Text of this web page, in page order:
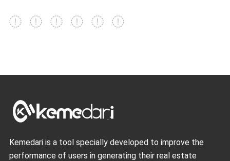
Kemedari is a tool specially developed to improve the
performance of users in generating their real estate